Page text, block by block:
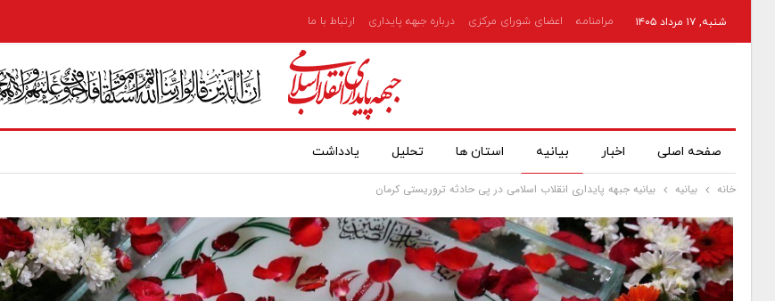
شنبه, ۱۷ مرداد ۱۴۰۵ مرامنامه اعضای شورای مرکزی درباره جبهه پایداری ارتباط با ما
صفحه اصلی اخبار بیانیه استان ها تحلیل یادداشت
خانه بیانیه بیانیه جبهه پایداری انقلاب اسلامی در پی حادثه تروریستی کرمان